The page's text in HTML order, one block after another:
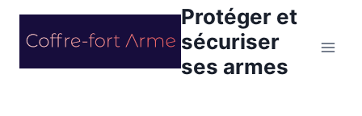
Protéger et
sécuriser
ses armes